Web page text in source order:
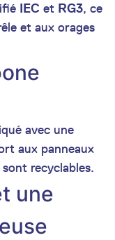
IEC et RG3, ce
et aux orages
avec une
aux panneaux
recyclables.
une